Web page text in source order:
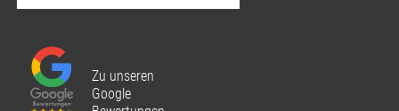
Zu unseren
Google